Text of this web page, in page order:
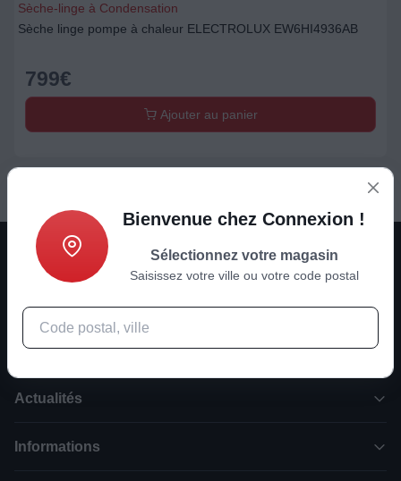
Sèche-linge à Condensation
Sèche linge pompe à chaleur ELECTROLUX EW6HI4936AB
799€
Ajouter au panier
Son - Image - ménager - multimédia
Actualités
Informations
Bienvenue chez Connexion !
Sélectionnez votre magasin
Saisissez votre ville ou votre code postal